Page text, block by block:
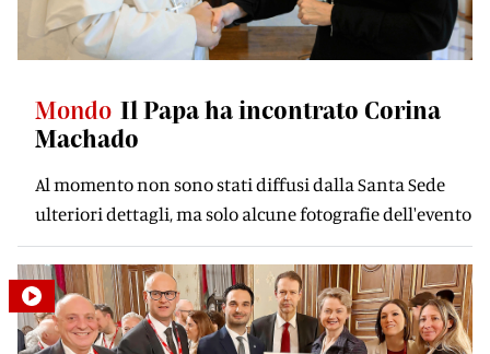
Mondo Il Papa ha incontrato Corina
Machado
Al momento non sono stati diffusi dalla Santa Sede
ulteriori dettagli, ma solo alcune fotografie dell'evento